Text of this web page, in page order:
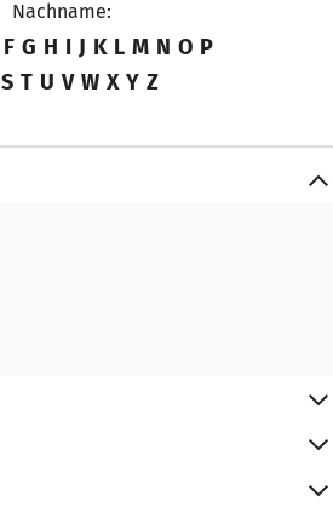
Nachname:
F G H I J K L M N O P
S T U V W X Y Z